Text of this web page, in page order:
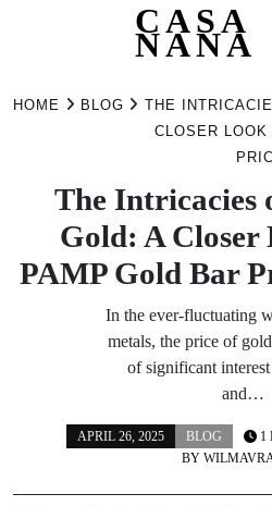
CASA
NANA
HOME BLOG
THE
CLOSER
The Intricacies
Gold: A Closer
PAMP Gold Bar
In the ever-fluctuating
metals, the price of
of significant
and…
APRIL 26, 2025
BLOG
BY
1